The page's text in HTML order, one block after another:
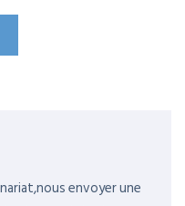
envoyer une